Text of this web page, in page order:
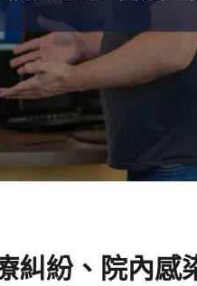
糾紛、院內感